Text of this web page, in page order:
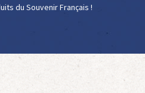
du Souvenir Français !